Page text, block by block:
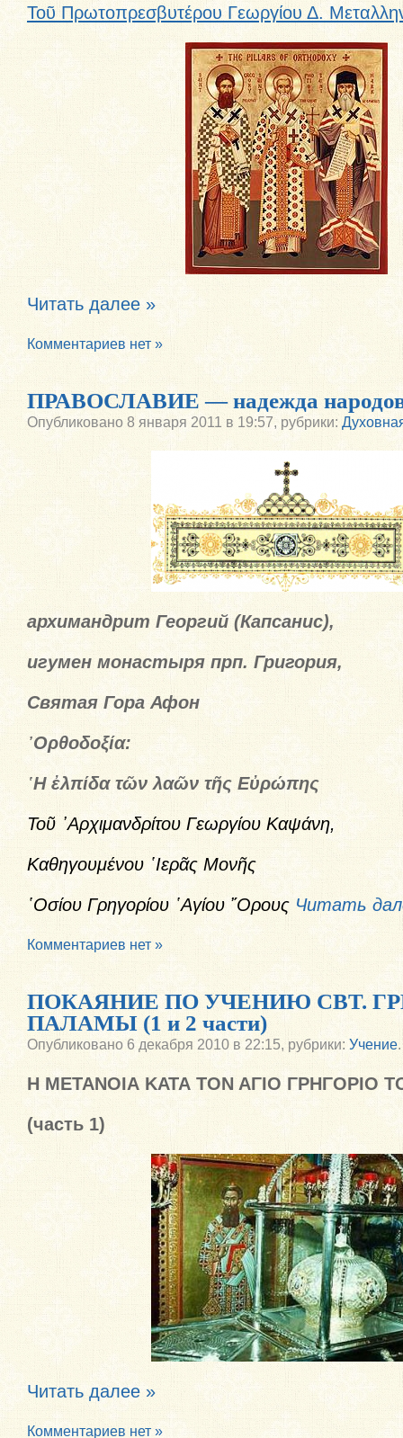
Τοῦ Πρωτοπρεσβυτέρου Γεωργίου Δ.
Читать далее »
Комментариев нет »
ПРАВОСЛАВИЕ — надежда
Опубликовано 8 января 2011 в 19:57, рубрики:
архимандрит Георгий (Капсанис),
игумен монастыря прп. Григория,
Святая Гора Афон
᾿Ορθοδοξία:
῾Η ἐλπίδα τῶν λαῶν τῆς Εὐρώπης
Τοῦ ᾿Αρχιμανδρίτου Γεωργίου Καψάνη,
Καθηγουμένου ῾Ιερᾶς Μονῆς
῾Οσίου Γρηγορίου ῾Αγίου ῎Ορους Читать
Комментариев нет »
ПОКАЯНИЕ ПО УЧЕНИЮ СВТ.
ПАЛАМЫ (1 и 2 части)
Опубликовано 6 декабря 2010 в 22:15, рубрики: Учение.
Η ΜΕΤΑΝΟΙΑ ΚΑΤΑ ΤΟΝ ΑΓΙΟ ΓΡΗΓΟΡΙΟ
(часть 1)
Читать далее »
Комментариев нет »